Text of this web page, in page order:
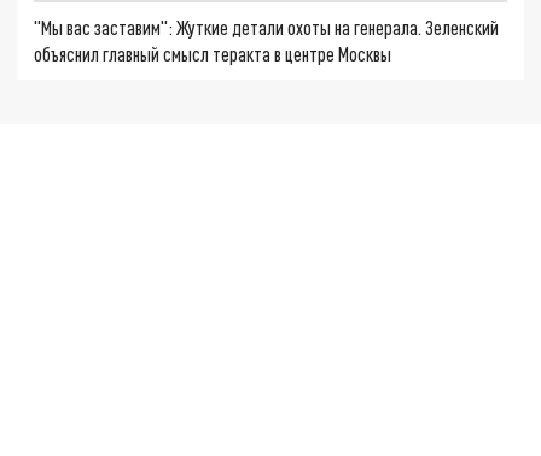
"Мы вас заставим": Жуткие детали охоты на генерала. Зеленский
объяснил главный смысл теракта в центре Москвы